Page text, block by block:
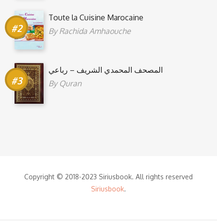
Toute la Cuisine Marocaine
ByRachida Amhaouche
المصحف المحمدي الشريف – رباعي
By Quran
Copyright © 2018-2023 Siriusbook. All rights reserved
Siriusbook.